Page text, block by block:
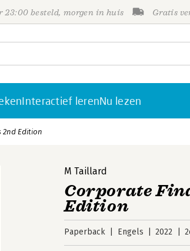
23:00 besteld, morgen in huis Gratis
Interactief lerenNu lezen
2nd Edition
M Taillard
Corporate
Edition
Paperback Engels 2022